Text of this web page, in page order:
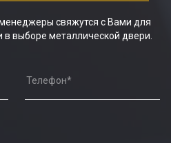
свяжутся с Вами для
выборе металлической двери.